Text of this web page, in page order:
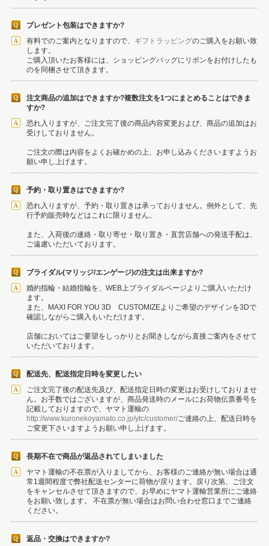
プレゼント包装はできますか?
有料でのご案内となりますので、
ギフトラッピングのご購入をお願い致
します。
ご購入頂いたお客様には、ショッピングバッグにリボンをお付けしたも
のを同梱させて頂きます。
注文商品の追加はできますか?複数注文を1つにまとめることはできま
すか?
恐れ入りますが、ご注文完了後の商品内容変更および、商品の追加はお
受けしておりません。
ご注文の際は内容をよくお確かめの上、お申し込みくださいますようお
願い申し上げます。
予約・取り置きはできますか?
恐れ入りますが、予約・取り置きは承っておりません。例外として、先
行予約販売時などはこれに限りません。
また、入荷後の連絡・取り寄せ・取り置き・直営店舗への発送手配は、
ご遠慮いただいております。
ブライダル(マリッジ/エンゲージ)の注文は出来ますか?
婚約指輪・結婚指輪を、WEB上ブライダルページよりご購入いただけ
ます。
また、MAXI FOR YOU 3D CUSTOMIZEよりご希望のデザインを3Dで
確認しながらご購入もいただけます。
店舗においてはご要望をしっかりとお聞きしながら直接ご案内をさせて
いただいております。
配送先、配送指定日時を変更したい
ご注文完了後の配送先及び、配送指定日時の変更はお受けしておりませ
ん。お手数ではございますが、商品発送時のメールにお荷物伝票番号を
記載しておりますので、ヤマト運輸の
http://www.kuronekoyamato.co.jp/ytc/customer/ご連絡の上、配送日時を
ご変更下さいますようお願い申し上げます。
長期不在で商品が返品されてしまいました
ヤマト運輸の不在票が入りましてから、お客様のご連絡が無い場合は通
常1週間程度で弊社配送センターに荷物が戻ります。戻り次第、ご注文
をキャンセルさせて頂きますので、お早めにヤマト運輸営業所にご連絡
をお願い致します。 不在票が無い場合はお問い合わせ窓口までご連絡
ください。
返品・交換はできますか?